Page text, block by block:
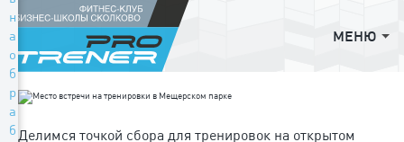
МЕНЮ
Делимся точкой сбора для тренировок на открытом
н
а
о
б
р
а
б